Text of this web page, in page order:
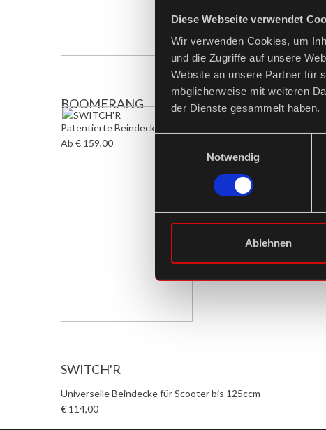
Diese Webseite verwendet
Wir verwenden Cookies, um
und die Zugriffe auf unsere
Website an unsere Partner für
möglicherweise mit weiteren
der Dienste gesammelt haben.
Notwendig
Ablehnen
BOOMERANG
Patentierte Beindecke mit Polarinnenfutter
Ab € 159,00
SWITCH'R
Universelle Beindecke für Scooter bis 125ccm
€ 114,00